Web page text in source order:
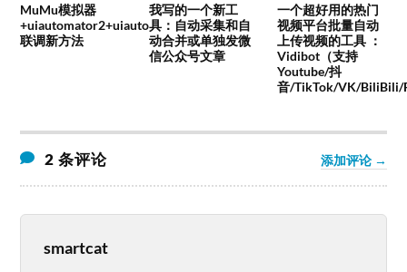
MuMu模拟器
+uiautomator2+uiauto
联调新方法
我写的一个新工
具：自动采集和自
动合并或单独发微
信公众号文章
一个超好用的热门
视频平台批量自动
上传视频的工具 ：
Vidibot（支持
Youtube/抖
音/TikTok/VK/BiliBili/
2 条评论 添加评论 →
smartcat